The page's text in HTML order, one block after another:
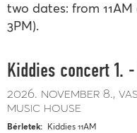
two dates: from
3PM).
Kiddies concert 1.
2026. november 8.
music house
Bérletek Kiddies 11AM